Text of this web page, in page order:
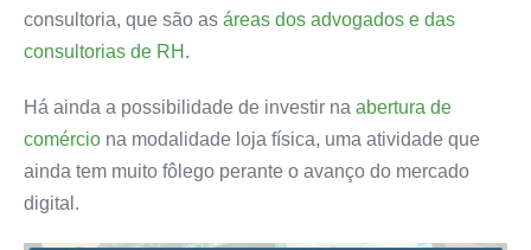
consultoria, que são as áreas dos advogados e das
consultorias de RH .
Há ainda a possibilidade de investir na abertura de
comércio na modalidade loja física, uma atividade que
ainda tem muito fôlego perante o avanço do mercado
digital.